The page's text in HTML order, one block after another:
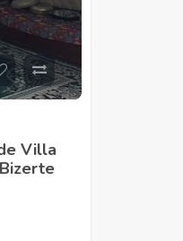
Villa